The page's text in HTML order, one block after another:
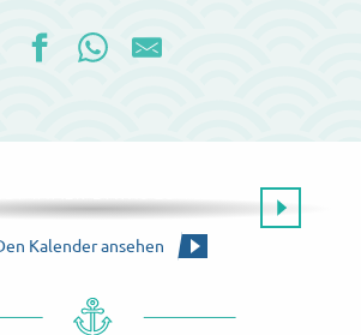
Kalender ansehen
für dieses Wochenende